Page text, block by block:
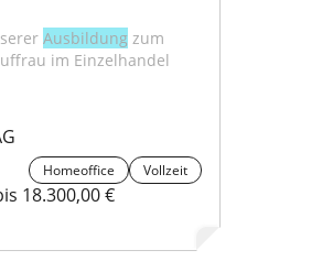
Ausbildung zum
im Einzelhandel
Homeoffice Vollzeit
18.300,00 €